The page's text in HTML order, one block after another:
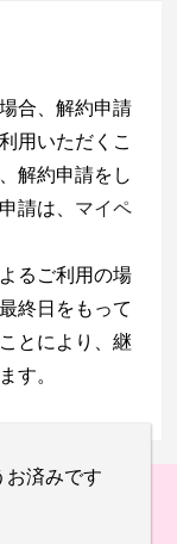
合、解約申請
用いただくこ
解約申請をし
請は、 マイペ
るご利用の場
終日をもって
とにより、継
す。
お済みです